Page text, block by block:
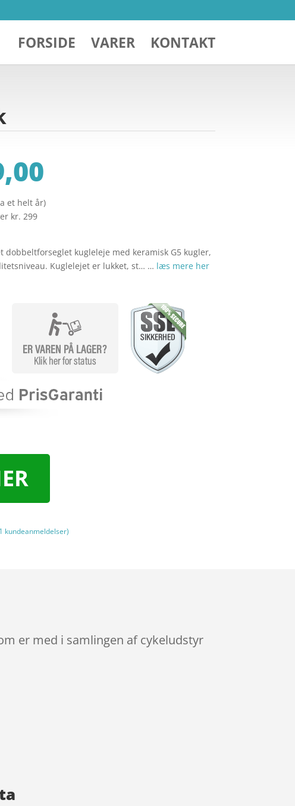
FORSIDE VARER KONTAKT
et helt år)
kr. 299
dobbeltforseglet kugleleje med keramisk G5 kugler,
Kuglelejet er lukket, st… … læs mere her
kundeanmeldelser)
er med i samlingen af cykeludstyr